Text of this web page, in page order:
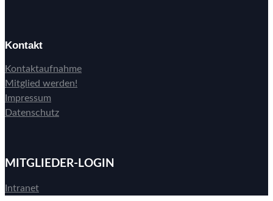
Kontakt
Kontaktaufnahme
Mitglied werden!
Impressum
Datenschutz
MITGLIEDER-LOGIN
Intranet